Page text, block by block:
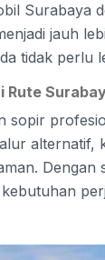
Surabaya
jauh
tidak
Rute
sopir
alternatif,